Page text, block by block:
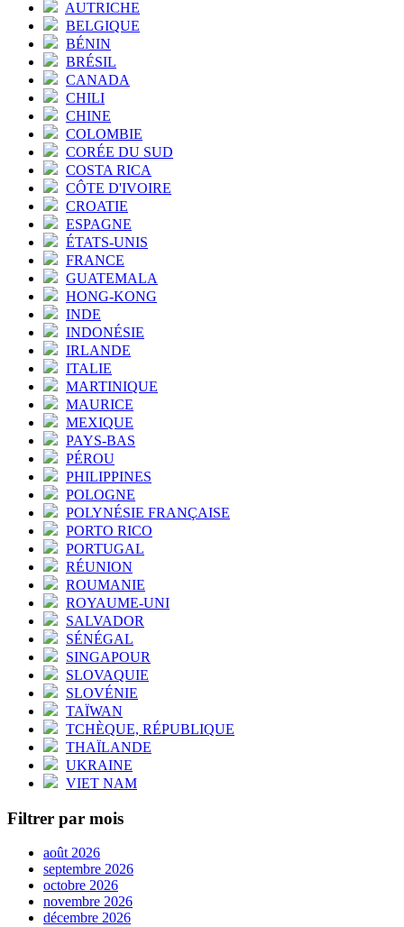
AUTRICHE
BELGIQUE
BÉNIN
BRÉSIL
CANADA
CHILI
CHINE
COLOMBIE
CORÉE DU SUD
COSTA RICA
CÔTE D'IVOIRE
CROATIE
ESPAGNE
ÉTATS-UNIS
FRANCE
GUATEMALA
HONG-KONG
INDE
INDONÉSIE
IRLANDE
ITALIE
MARTINIQUE
MAURICE
MEXIQUE
PAYS-BAS
PÉROU
PHILIPPINES
POLOGNE
POLYNÉSIE FRANÇAISE
PORTO RICO
PORTUGAL
RÉUNION
ROUMANIE
ROYAUME-UNI
SALVADOR
SÉNÉGAL
SINGAPOUR
SLOVAQUIE
SLOVÉNIE
TAÏWAN
TCHÈQUE, RÉPUBLIQUE
THAÏLANDE
UKRAINE
VIET NAM
Filtrer par mois
août 2026
septembre 2026
octobre 2026
novembre 2026
décembre 2026